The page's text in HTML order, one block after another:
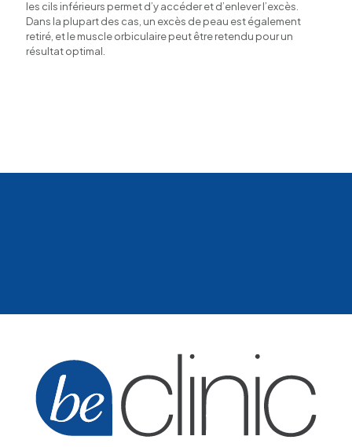
les cils inférieurs permet d’y accéder et d’enlever l’excès.
Dans la plupart des cas, un excès de peau est également
retiré, et le muscle orbiculaire peut être retendu pour un
résultat optimal.